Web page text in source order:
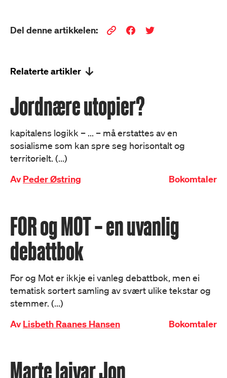
Del denne artikkelen:
Relaterte artikler
Jordnære utopier?
kapitalens logikk – ... – må erstattes av en
sosialisme som kan spre seg horisontalt og
territorielt. (...)
AvPeder Østring Bokomtaler
FOR og MOT – en uvanlig
debattbok
For og Mot er ikkje ei vanleg debattbok, men ei
tematisk sortert samling av svært ulike tekstar og
stemmer. (...)
AvLisbeth Raanes Hansen Bokomtaler
Marte laivar Jon